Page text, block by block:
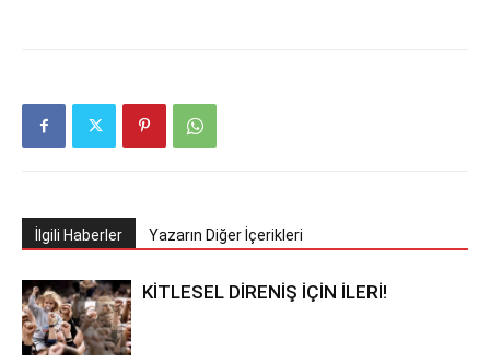
İlgili Haberler Yazarın Diğer İçerikleri
KİTLESEL DİRENİŞ İÇİN İLERİ!